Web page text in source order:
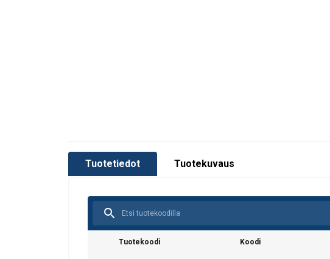
Tuotetiedot Tuotekuvaus
Tuotekoodi Koodi